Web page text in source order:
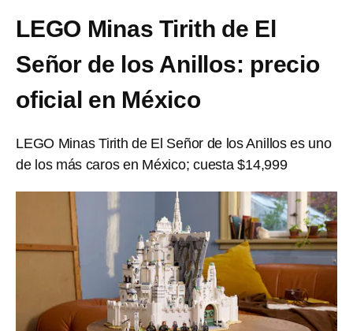
LEGO Minas Tirith de El
Señor de los Anillos: precio
oficial en México
LEGO Minas Tirith de El Señor de los Anillos es uno
de los más caros en México; cuesta $14,999